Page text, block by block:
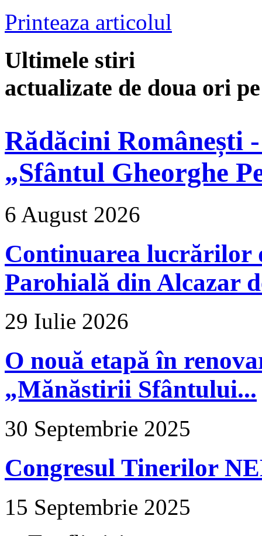
Printeaza articolul
Ultimele stiri
actualizate de doua ori
Rădăcini Românești
„Sfântul Gheorghe
6 August 2026
Continuarea lucrărilor
Parohială din Alcazar
29 Iulie 2026
O nouă etapă în
„Mănăstirii Sfântului...
30 Septembrie 2025
Congresul Tinerilor
15 Septembrie 2025